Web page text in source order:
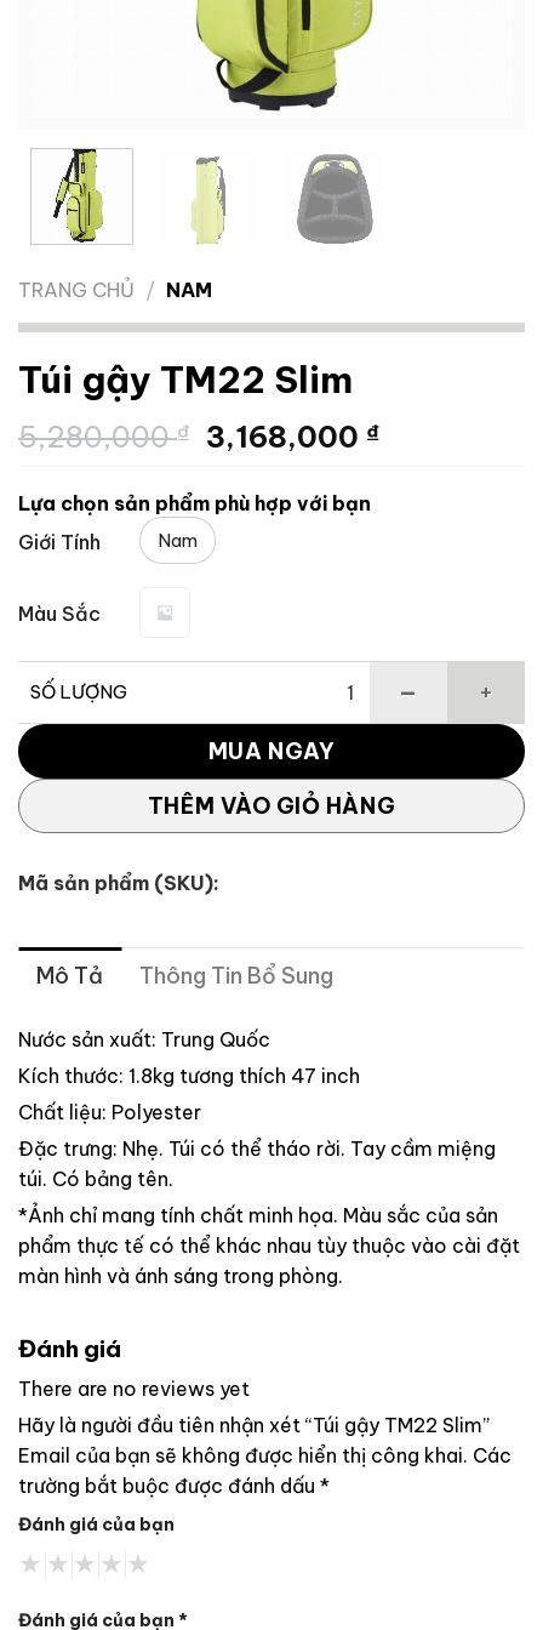
TRANG CHỦ / NAM
Túi gậy TM22 Slim
5,280,000₫
Giá
là:
5,280,000 ₫.
3,168,000 ₫Giá
Lựa chọn sản phẩm phù hợp với bạn
Giới Tính
Nam
Màu Sắc
SỐ LƯỢNG
Túi gậy TM22 Slim số lượng
THÊM VÀO GIỎ HÀNG
MUA NGAY
Mã sản phẩm (SKU):
Mô Tả Thông Tin Bổ Sung
Nước sản xuất: Trung Quốc
Kích thước: 1.8kg tương thích 47 inch
Chất liệu: Polyester
Đặc trưng: Nhẹ. Túi có thể tháo rời. Tay cầm miệng
túi. Có bảng tên.
*Ảnh chỉ mang tính chất minh họa. Màu sắc của sản
phẩm thực tế có thể khác nhau tùy thuộc vào cài đặt
màn hình và ánh sáng trong phòng.
Đánh giá
There are no reviews yet
Hãy là người đầu tiên nhận xét “Túi gậy TM22 Slim”
Email của bạn sẽ không được hiển thị công khai. Các
trường bắt buộc được đánh dấu *
Đánh giá của bạn
Đánh giá của bạn *